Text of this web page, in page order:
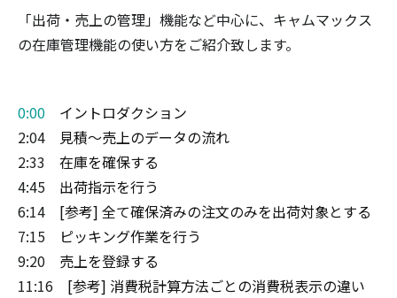
「出荷・売上の管理」機能など中心に、キャムマックス
の在庫管理機能の使い方をご紹介致します。
0:00 イントロダクション
2:04 見積～売上のデータの流れ
2:33 在庫を確保する
4:45 出荷指示を行う
6:14 [参考] 全て確保済みの注文のみを出荷対象とする
7:15 ピッキング作業を行う
9:20 売上を登録する
11:16 [参考] 消費税計算方法ごとの消費税表示の違い